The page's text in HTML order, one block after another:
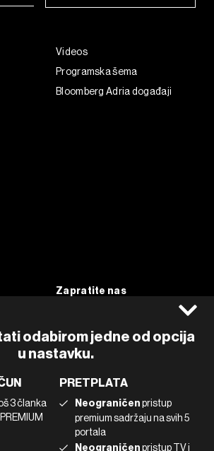
odabirom jedne od opcija
u nastavku.
3 članka
PRETPLATA
Neograničenpristup
premium sadržaju na svih 5
portala
Neograničenpristup TV i
Videos
Programska šema
Bloomberg Adria događaji
Zapratite nas
Instagram
Twitter
Tiktok
L.P. All Rights Reserved. BLOOMBERG and